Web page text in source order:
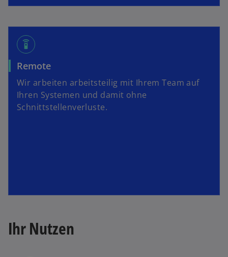
settings_remote
Remote
Wir arbeiten arbeitsteilig mit Ihrem Team auf
Ihren Systemen und damit ohne
Schnittstellenverluste.
Ihr Nutzen